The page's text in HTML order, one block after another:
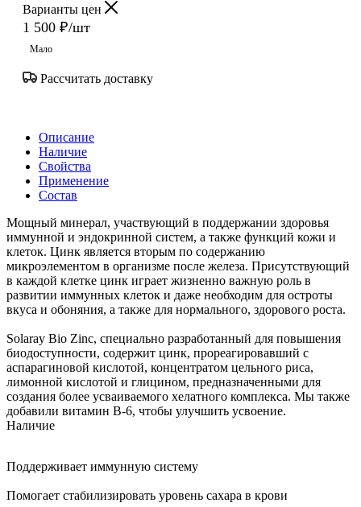
Варианты цен
1 500 ₽/шт
Мало
Рассчитать доставку
Описание
Наличие
Свойства
Применение
Состав
Мощный минерал, участвующий в поддержании здоровья
иммунной и эндокринной систем, а также функций кожи и
клеток. Цинк является вторым по содержанию
микроэлементом в организме после железа. Присутствующий
в каждой клетке цинк играет жизненно важную роль в
развитии иммунных клеток и даже необходим для остроты
вкуса и обоняния, а также для нормального, здорового роста.
Solaray Bio Zinc, специально разработанный для повышения
биодоступности, содержит цинк, прореагировавший с
аспарагиновой кислотой, концентратом цельного риса,
лимонной кислотой и глицином, предназначенными для
создания более усваиваемого хелатного комплекса. Мы также
добавили витамин B-6, чтобы улучшить усвоение.
Наличие
Поддерживает иммунную систему
Помогает стабилизировать уровень сахара в крови